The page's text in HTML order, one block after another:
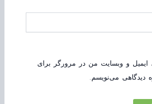
ایمیل و وبسایت من در مرورگر برای
دیدگاهی می‌نویسم.